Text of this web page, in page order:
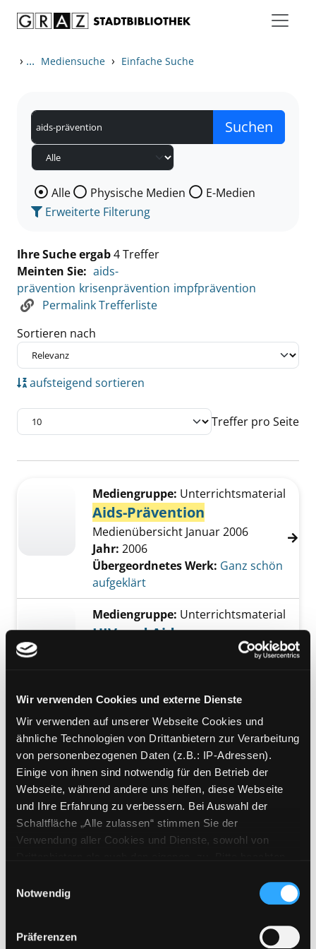
Wir verwenden Cookies und externe Dienste
Wir verwenden auf unserer Webseite Cookies und
ähnliche Technologien von Drittanbietern zur Verarbeitung
von personenbezogenen Daten (z.B.: IP-Adressen).
Einige von ihnen sind notwendig für den Betrieb der
Webseite, während andere uns helfen, diese Webseite
und Ihre Erfahrung zu verbessern. Bei Auswahl der
Schaltfläche „Alle zulassen“ stimmen Sie der
Verwendung aller Cookies und Dienste, sowohl von
Cookies von Drittanbietern, eine Verarbeitung in
unsicheren Drittländern (Länder außerhalb des EWR
ohne adäquates Datenschutzniveau) stattfinden kann. In
diesem Zusammenhang können aktuell Risiken für
Notwendig
Präferenzen
› ... Mediensuche › Einfache Suche
Wählen Sie die Medienart nach der Sie suchen wollen.
Alle Physische Medien
E-Medien
Erweiterte Filterung
Ihre Suche ergab4 Treffer
Meinten Sie: aids-
prävention krisenprävention impfprävention
Permalink Trefferliste
Sortieren nach
aufsteigend sortieren
Treffer pro Seite
Zu den Suchfiltern springen
Mediengruppe: Unterrichtsmaterial
Aids-Prävention
Medienübersicht Januar 2006
Jahr: 2006
Übergeordnetes Werk: Ganz schön
aufgeklärt
Mediengruppe: Unterrichtsmaterial
HIV und Aids
Übergeordnetes Werk: Ganz schön
aufgeklärt
Mediengruppe:Jugendbuch
Mädchen Sache(n)
alles über: wahre Liebe, das erste
Mal, Lust und Frust, Freundschaft
und Sex
Jahr:2006
alles über: wahre Liebe, das erste